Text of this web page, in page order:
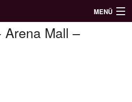
MENÜ
Arena Mall –